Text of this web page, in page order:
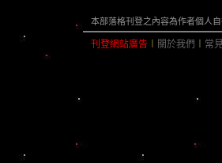
本部落格刊登之內容為作者個人
刊登網站廣告 關於我們 常